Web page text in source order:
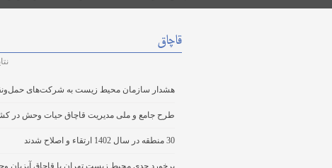
قاچاق
هشدار سازمان محیط زیست به شرکت‌های
طرح جامع و ملی مدیریت قاچاق حیات وحش در
30 منطقه در سال 1402 ارتقاء و اصلاح شدند
برخورد جدی محیط زیست تهران با قاچاق